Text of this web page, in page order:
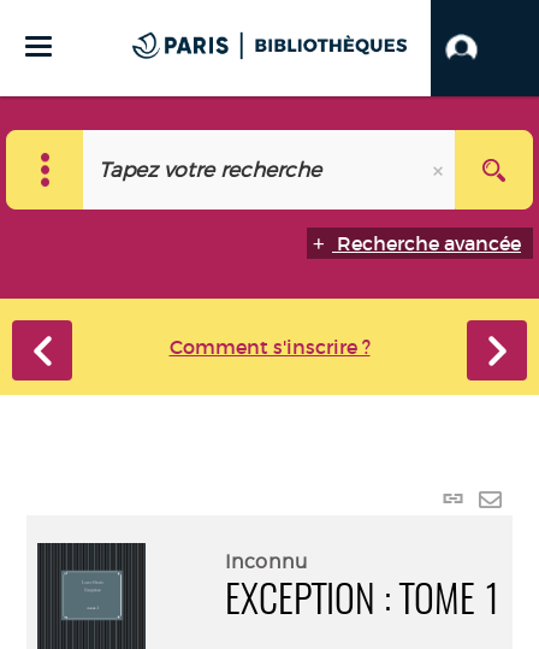
Recherche avancée
Comment s'inscrire ?
Lien
mail
Inconnu
EXCEPTION : TOME 1